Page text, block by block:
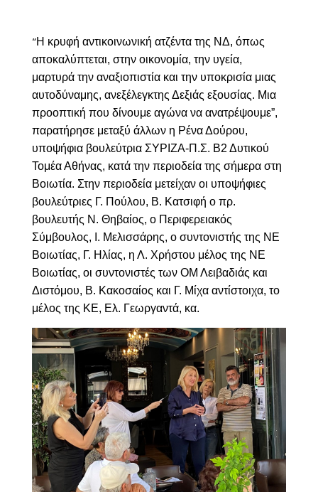
“Η κρυφή αντικοινωνική ατζέντα της ΝΔ, όπως
αποκαλύπτεται, στην οικονομία, την υγεία,
μαρτυρά την αναξιοπιστία και την υποκρισία μιας
αυτοδύναμης, ανεξέλεγκτης Δεξιάς εξουσίας. Μια
προοπτική που δίνουμε αγώνα να ανατρέψουμε”,
παρατήρησε μεταξύ άλλων η Ρένα Δούρου,
υποψήφια βουλεύτρια ΣΥΡΙΖΑ-Π.Σ. Β2 Δυτικού
Τομέα Αθήνας, κατά την περιοδεία της σήμερα στη
Βοιωτία. Στην περιοδεία μετείχαν οι υποψήφιες
βουλεύτριες Γ. Πούλου, Β. Κατσιφή ο πρ.
βουλευτής Ν. Θηβαίος, ο Περιφερειακός
Σύμβουλος, Ι. Μελισσάρης, ο συντονιστής της ΝΕ
Βοιωτίας, Γ. Ηλίας, η Λ. Χρήστου μέλος της ΝΕ
Βοιωτίας, οι συντονιστές των ΟΜ Λειβαδιάς και
Διστόμου, Β. Κακοσαίος και Γ. Μίχα αντίστοιχα, το
μέλος της ΚΕ, Ελ. Γεωργαντά, κα.